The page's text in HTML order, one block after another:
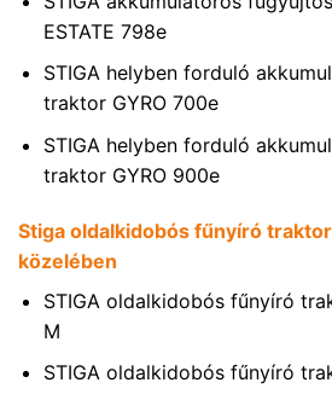
ESTATE 798e
STIGA helyben forduló
traktor GYRO 700e
STIGA helyben forduló
traktor GYRO 900e
Stiga oldalkidobós fűnyíró
közelében
STIGA oldalkidobós fűnyíró
M
STIGA oldalkidobós fűnyíró